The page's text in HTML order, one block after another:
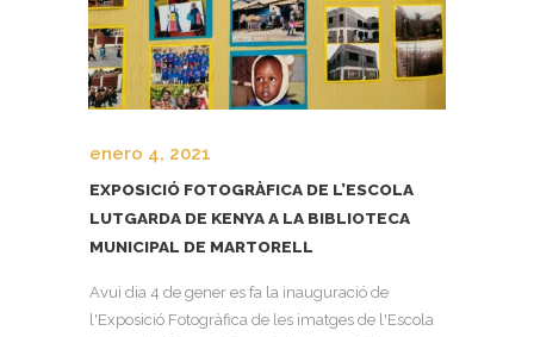
enero 4, 2021
EXPOSICIÓ FOTOGRÀFICA DE L’ESCOLA
LUTGARDA DE KENYA A LA BIBLIOTECA
MUNICIPAL DE MARTORELL
Avui dia 4 de gener es fa la inauguració de
l'Exposició Fotogràfica de les imatges de l'Escola